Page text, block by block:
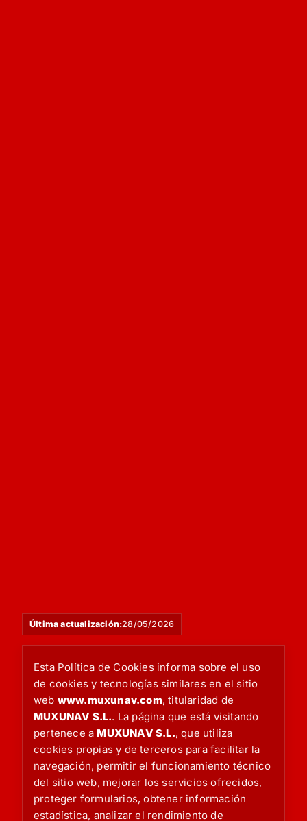
Última actualización:28/05/2026
Esta Política de Cookies informa sobre el uso
de cookies y tecnologías similares en el sitio
web www.muxunav.com, titularidad de
MUXUNAV S.L.. La página que está visitando
pertenece aMUXUNAV S.L., que utiliza
cookies propias y de terceros para facilitar la
navegación, permitir el funcionamiento técnico
del sitio web, mejorar los servicios ofrecidos,
proteger formularios, obtener información
estadística, analizar el rendimiento de